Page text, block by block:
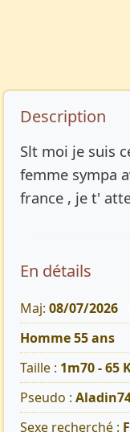
Description
Slt moi je suis
femme sympa
france , je t'
En détails
Maj: 08/07/2026
Homme 55 ans
Taille : 1m70 - 65
Pseudo :
Sexe recherché :